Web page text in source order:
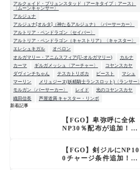
アルクェイド・ブリュンスタッド（アーキタイプ：アース）
〈ムーンキャンサー〉
アルジュナ
アルジュナ[オルタ]（神たるアルジュナ）〈バーサーカー〉
アルトリア・ペンドラゴン〈セイバー〉
アルトリア・ペンドラゴン（キャストリア）〈キャスター〉
エレシュキガル
オベロン
オルガマリー・アニムスフィア(U-オルガマリー)
カルナ
カーマ
ギルガメッシュ〈アーチャー〉
コヤンスカヤ
ダヴィンチちゃん
テスカトリポカ ビースト
マシュ
マーリン
メリュジーヌ(妖精騎士ランスロット)〈ランサー〉
モルガン〈バーサーカー〉
レイド
光のコヤンスカヤ
織田信長
芦屋道満 キャスター・リンボ
新着記事
【FGO】卑弥呼に全体
NP30％配布が追加！ジ
【FGO】剣ジルにNP10
0チャージ条件追加！術